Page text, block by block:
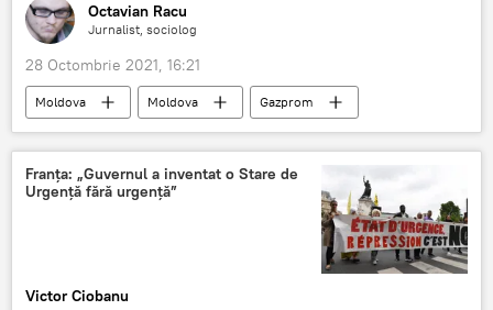
Octavian Racu
Jurnalist, sociolog
28 Octombrie 2021, 16:21
Moldova Moldova
Gazprom
Josep Borrell
Franța: „Guvernul a inventat o Stare de
Urgență fără urgență”
Victor Ciobanu